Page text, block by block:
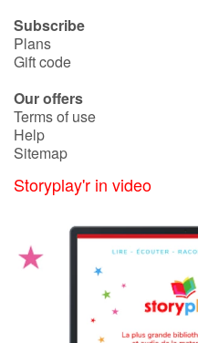
Subscribe
Plans
Gift code
Our offers
Terms of use
Help
Sitemap
Storyplay'r in video